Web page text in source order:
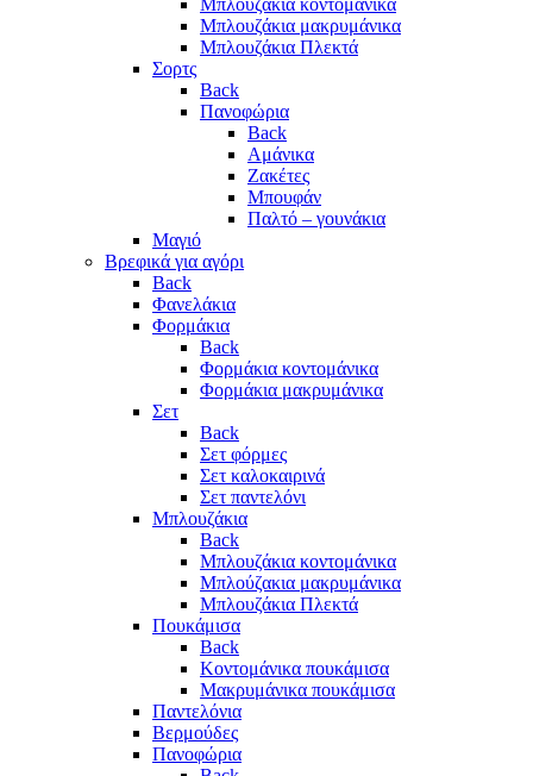
Μπλουζάκια μακρυμάνικα
Μπλουζάκια Πλεκτά
Σορτς
Back
Πανοφώρια
Back
Αμάνικα
Ζακέτες
Μπουφάν
Παλτό – γουνάκια
Μαγιό
Βρεφικά για αγόρι
Back
Φανελάκια
Φορμάκια
Back
Φορμάκια κοντομάνικα
Φορμάκια μακρυμάνικα
Σετ
Back
Σετ φόρμες
Σετ καλοκαιρινά
Σετ παντελόνι
Μπλουζάκια
Back
Μπλουζάκια κοντομάνικα
Μπλούζακια μακρυμάνικα
Μπλουζάκια Πλεκτά
Πουκάμισα
Back
Κοντομάνικα πουκάμισα
Μακρυμάνικα πουκάμισα
Παντελόνια
Βερμούδες
Πανοφώρια